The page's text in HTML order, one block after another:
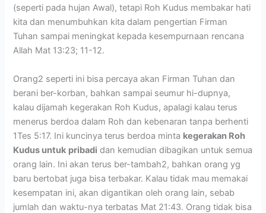
(seperti pada hujan Awal), tetapi Roh Kudus membakar hati
kita dan menumbuhkan kita dalam pengertian Firman
Tuhan sampai meningkat kepada kesempurnaan rencana
Allah Mat 13:23; 11-12.
Orang2 seperti ini bisa percaya akan Firman Tuhan dan
berani ber-korban, bahkan sampai seumur hi-dupnya,
kalau dijamah kegerakan Roh Kudus, apalagi kalau terus
menerus berdoa dalam Roh dan kebenaran tanpa berhenti
1Tes 5:17. Ini kuncinya terus berdoa minta kegerakan Roh
Kudus untuk pribadi dan kemudian dibagikan untuk semua
orang lain. Ini akan terus ber-tambah2, bahkan orang yg
baru bertobat juga bisa terbakar. Kalau tidak mau memakai
kesempatan ini, akan digantikan oleh orang lain, sebab
jumlah dan waktu-nya terbatas Mat 21:43. Orang tidak bisa